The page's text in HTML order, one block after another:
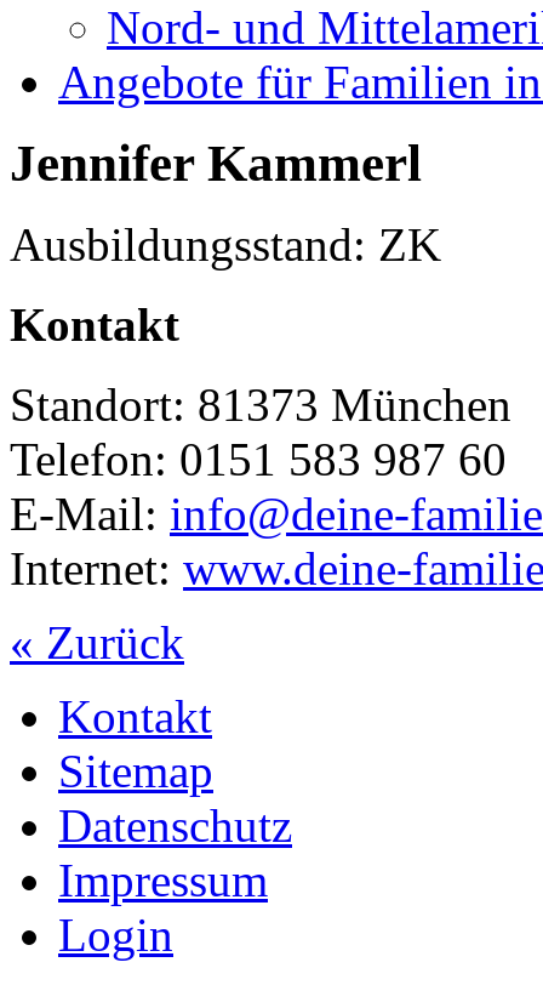
Nord- und
Angebote für Familien
Jennifer Kammerl
Ausbildungsstand: ZK
Kontakt
Standort: 81373 München
Telefon: 0151 583 987 60
E-Mail: info@deine-
Internet: www.deine-
« Zurück
Kontakt
Sitemap
Datenschutz
Impressum
Login